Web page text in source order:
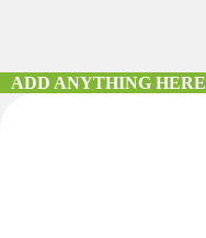
ADD ANYTHING